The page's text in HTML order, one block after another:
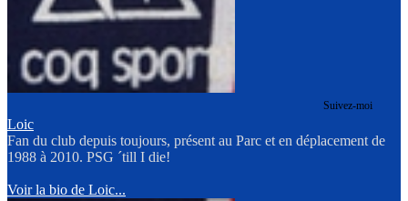
Suivez-moi
Loic
Fan du club depuis toujours, présent au Parc et en déplacement de
1988 à 2010. PSG ´till I die!
Voir la bio de Loic...